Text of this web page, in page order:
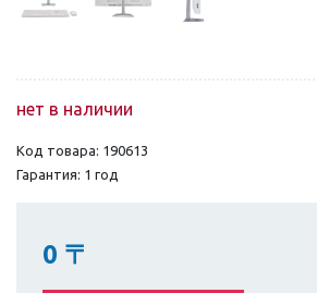
нет в наличии
Код товара: 190613
Гарантия: 1 год
0 〒